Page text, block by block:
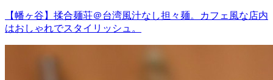
【幡ヶ谷】揉合麺荘＠台湾風汁なし担々麺。カフェ風な店内
はおしゃれでスタイリッシュ。